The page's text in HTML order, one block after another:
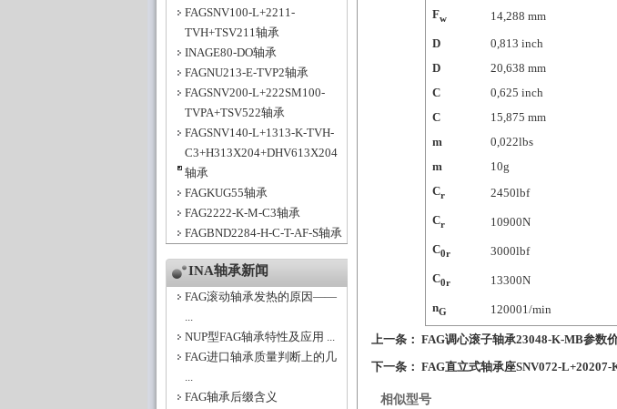
FAGSNV100-L+2211-
TVH+TSV211轴承
INAGE80-DO轴承
FAGNU213-E-TVP2轴承
FAGSNV200-L+222SM100-
TVPA+TSV522轴承
FAGSNV140-L+1313-K-TVH-
C3+H313X204+DHV613X204
轴承
FAGKUG55轴承
FAG2222-K-M-C3轴承
FAGBND2284-H-C-T-AF-S轴承
INA轴承新闻
FAG滚动轴承发热的原因——
...
NUP型FAG轴承特性及应用 ...
FAG进口轴承质量判断上的几
...
FAG轴承后缀含义
Fw 14,288 mm
D
0,813 inch
D
20,638 mm
C
0,625 inch
C
15,875 mm
m
0,022lbs
m
10g
Cr 2450lbf
Cr 10900N
C0r 3000lbf
C0r 13300N
nG 120001/min
上一条： FAG调心滚子轴承23048-K-MB参数
下一条： FAG直立式轴承座SNV072-
相似型号